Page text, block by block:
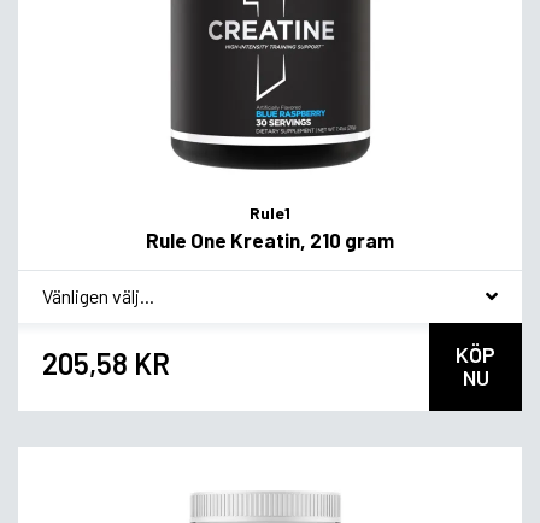
Rule1
Rule One Kreatin, 210 gram
* Smakvariant
205,58 KR
KÖP
NU